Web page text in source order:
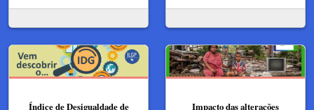
Índice de Desigualdade de
Impacto das alterações